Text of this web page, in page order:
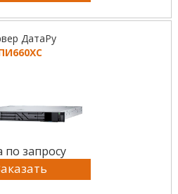
ДатаРу
по запросу